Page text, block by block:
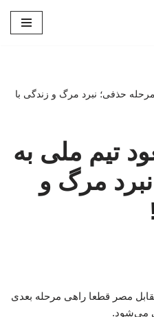
حذفی؛ نبرد مرگ و زندگی با
تیم ملی به
مرگ و
مصر قطعا راهی مرحله بعدی
می‌شود.